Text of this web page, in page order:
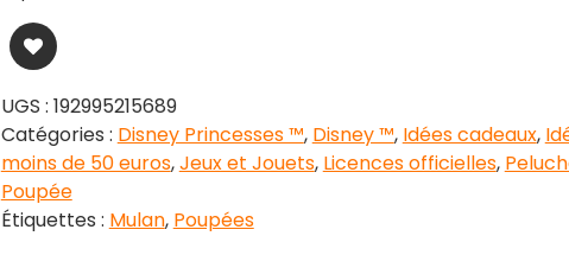
UGS : 192995215689
Catégories : Disney Princesses ™, Disney ™, Idées cadeaux,
moins de 50 euros,Jeux et Jouets, Licences officielles,
Poupée
Étiquettes : Mulan, Poupées